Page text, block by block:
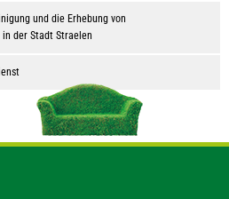
und die Erhebung von
der Stadt Straelen